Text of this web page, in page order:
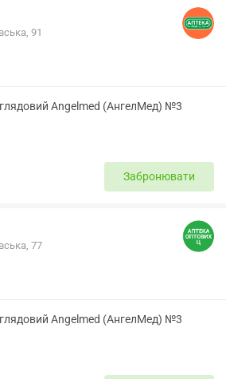
91
Angelmed (АнгелМед) №3
Забронювати
77
Angelmed (АнгелМед) №3